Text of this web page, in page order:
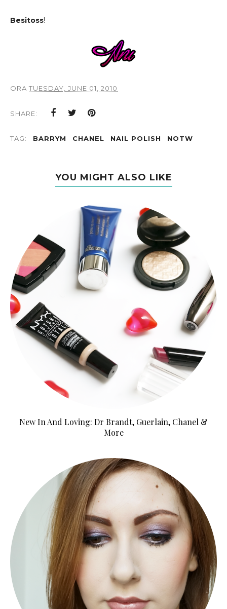
Besitoss!
ORA TUESDAY, JUNE 01, 2010
SHARE:
TAG: BARRYM CHANEL NAIL POLISH NOTW
YOU MIGHT ALSO LIKE
New In And Loving: Dr Brandt, Guerlain, Chanel &
More